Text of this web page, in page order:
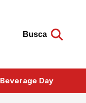
Busca
Beverage Day